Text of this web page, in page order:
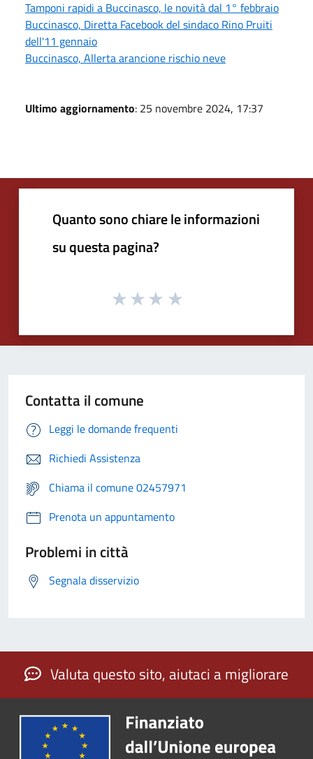
Tamponi rapidi a Buccinasco, le novità dal 1° febbraio
Buccinasco, Diretta Facebook del sindaco Rino Pruiti
dell'11 gennaio
Buccinasco, Allerta arancione rischio neve
Ultimo aggiornamento: 25 novembre 2024, 17:37
Quanto sono chiare le informazioni
su questa pagina?
Contatta il comune
Leggi le domande frequenti
Richiedi Assistenza
Chiama il comune 02457971
Prenota un appuntamento
Problemi in città
Segnala disservizio
Valuta questo sito, aiutaci a migliorare